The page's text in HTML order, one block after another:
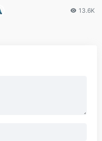
）》
13.6K